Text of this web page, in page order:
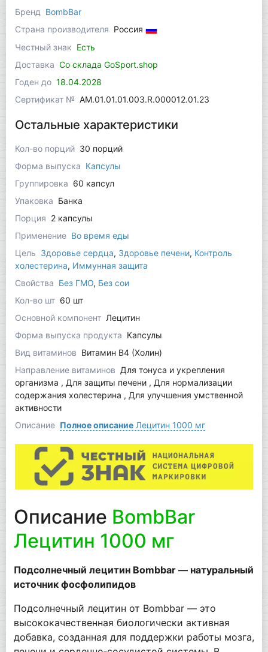
Бренд
BombBar
Страна производителя Россия
Честный знак Есть
Доставка Со склада GoSport.shop
Годен до 18.04.2028
Сертификат № AM.01.01.01.003.R.000012.01.23
Остальные характеристики
Кол-во порций 30 порций
Форма выпуска Капсулы
Группировка 60 капсул
Упаковка Банка
Порция 2 капсулы
Применение Во время еды
Цель Здоровье сердца, Здоровье печени, Контроль
холестерина, Иммунная защита
Свойства Без ГМО, Без сои
Кол-во шт 60 шт
Основной компонент Лецитин
Форма выпуска продукта Капсулы
Вид витаминов Витамин B4 (Холин)
Направление витаминов Для тонуса и укрепления
организма , Для защиты печени , Для нормализации
содержания холестерина , Для улучшения умственной
активности
Описание Полное описаниеЛецитин 1000 мг
Описание BombBar
Лецитин 1000 мг
Подсолнечный лецитин Bombbar — натуральный
источник фосфолипидов
Подсолнечный лецитин от Bombbar — это
высококачественная биологически активная
добавка, созданная для поддержки работы мозга,